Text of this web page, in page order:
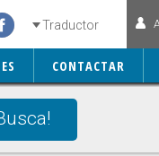
CONTACTAR
Traductor